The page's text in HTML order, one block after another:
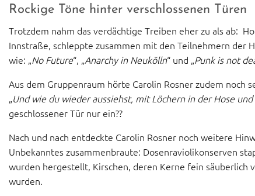
Rockige Töne hinter verschlossenen Türen
Trotzdem nahm das verdächtige Treiben eher zu als ab:
Innstraße, schleppte zusammen mit den Teilnehmern
wie: „No Future“, „Anarchy in Neukölln“ und „Punk is not
Aus dem Gruppenraum hörte Carolin Rosner zudem
„Und wie du wieder aussiehst, mit Löchern in der Hose
geschlossener Tür nur ein??
Nach und nach entdeckte Carolin Rosner noch weitere
Unbekanntes zusammenbraute: Dosenraviolikonserven
wurden hergestellt, Kirschen, deren Kerne fein säuberlich
wurden.